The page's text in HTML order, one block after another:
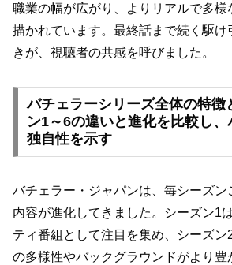
職業の幅が広がり、よりリアルで多様
描かれています。最終話まで続く駆け
きが、視聴者の共感を呼びました。
バチェラーシリーズ全体の特徴
ン1～6の違いと進化を比較し
独自性を示す
バチェラー・ジャパンは、毎シーズン
内容が進化してきました。シーズン1
ティ番組として注目を集め、シーズン
の多様性やバックグラウンドがより豊